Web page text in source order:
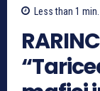
Less than 1 min.